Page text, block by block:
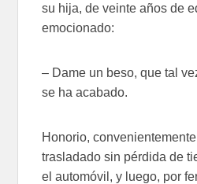
su hija, de veinte años de
emocionado:
– Dame un beso, que tal
se ha acabado.
Honorio,
trasladado sin pérdida de
el automóvil, y luego, por